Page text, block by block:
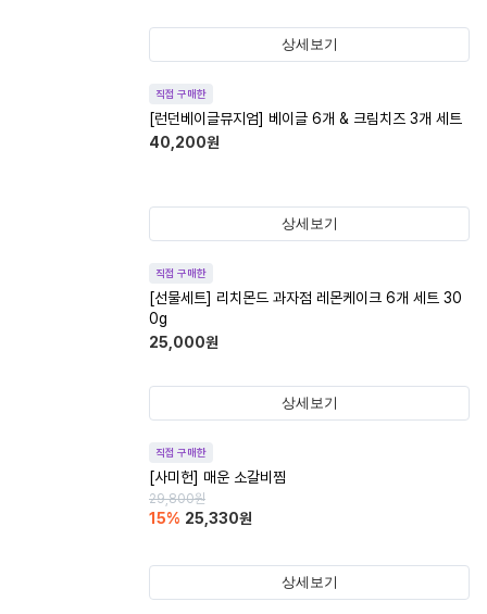
상세보기
직접 구매한
[런던베이글뮤지엄] 베이글 6개 & 크림치즈 3개 세트
40,200원
상세보기
직접 구매한
[선물세트] 리치몬드 과자점 레몬케이크 6개 세트 30
0g
25,000원
상세보기
직접 구매한
[사미헌] 매운 소갈비찜
29,800원
15% 25,330원
상세보기